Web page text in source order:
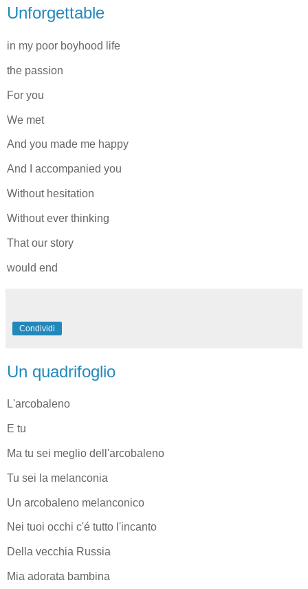
Unforgettable
in my poor boyhood life
the passion
For you
We met
And you made me happy
And I accompanied you
Without hesitation
Without ever thinking
That our story
would end
Condividi
Un quadrifoglio
L'arcobaleno
E tu
Ma tu sei meglio dell'arcobaleno
Tu sei la melanconia
Un arcobaleno melanconico
Nei tuoi occhi c'é tutto l'incanto
Della vecchia Russia
Mia adorata bambina